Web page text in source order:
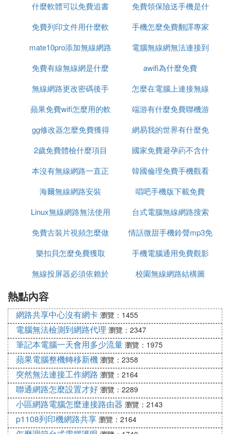
免費
網
什麼軟體可以免費追書
免費領保險送手機是什
麼啊
免費列印文件用什麼軟
體
手機怎麼免費翻譯專家
mate10pro添加無線網路
電腦無線網無法連接到
這個網路是什麼原因
免費有線無線網是什麼
意思
awifi為什麼免費
無線網路更改密碼後手
機連接不上
怎麼在電腦上連接無線
網路密碼
蘋果免費wifi怎麼用的軟
體
端游有什麼免費聯機游
戲好玩
gg修改器怎麼免費獲得
腳本
網易我的世界有什麼免
費槍械模組
2歲免費體檢什麼項目
國家免費避孕葯不含什
麼
本沒有無線網路一直正
在識別
韓國倫理免費手機觀看
海爾無線網路安裝
唱吧手機版下載免費
Linux無線網路無法使用
台式電腦無線網路搜索
不到網路
免費古裝片視頻怎麼做
的
情話微甜手機鈴聲mp3免
費下載
樂扣貝怎麼免費獲取
手機電腦通用免費觀影
軟體
無線投屏器必須依賴於
校園無線網路結構圖
熱點內容
網路共享中心沒有網卡 瀏覽：1455
電腦無法檢測到網路代理 瀏覽：2347
筆記本電腦一天會用多少流量 瀏覽：1975
蘋果電腦整機轉移新機 瀏覽：2358
突然無法連接工作網路 瀏覽：2164
聯通網路怎麼設置才好 瀏覽：2289
小區網路電腦怎麼連接路由器 瀏覽：2143
p1108列印機網路共享 瀏覽：2164